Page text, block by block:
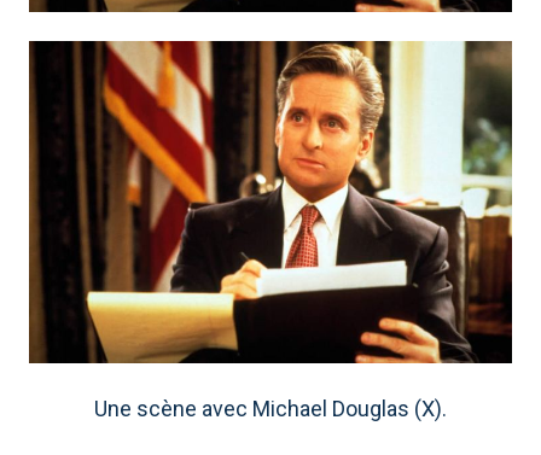
Une scène avec Michael Douglas (X).